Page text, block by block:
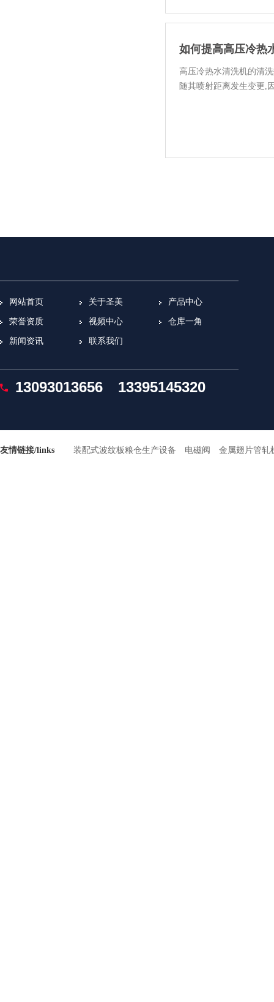
如何提高高压冷热
高压冷热水清洗机的清
随其喷射距离发生变更,
网站首页 关于圣美 产品中心
荣誉资质 视频中心 仓库一角
新闻资讯 联系我们
13093013656 13395145320
友情链接/links 装配式波纹板粮仓生产设备 电磁阀 金属翅片管轧